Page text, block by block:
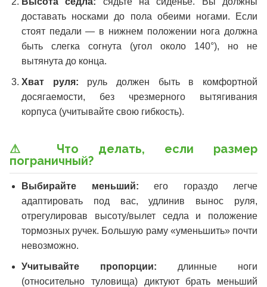
доставать носками до пола обеими ногами. Если
стоят педали — в нижнем положении нога должна
быть слегка согнута (угол около 140°), но не
вытянута до конца.
Хват руля: руль должен быть в комфортной
досягаемости, без чрезмерного вытягивания
корпуса (учитывайте свою гибкость).
⚠ Что делать, если размер
пограничный?
Выбирайте меньший: его гораздо легче
адаптировать под вас, удлинив вынос руля,
отрегулировав высоту/вылет седла и положение
тормозных ручек. Большую раму «уменьшить» почти
невозможно.
Учитывайте пропорции: длинные ноги
(относительно туловища) диктуют брать меньший